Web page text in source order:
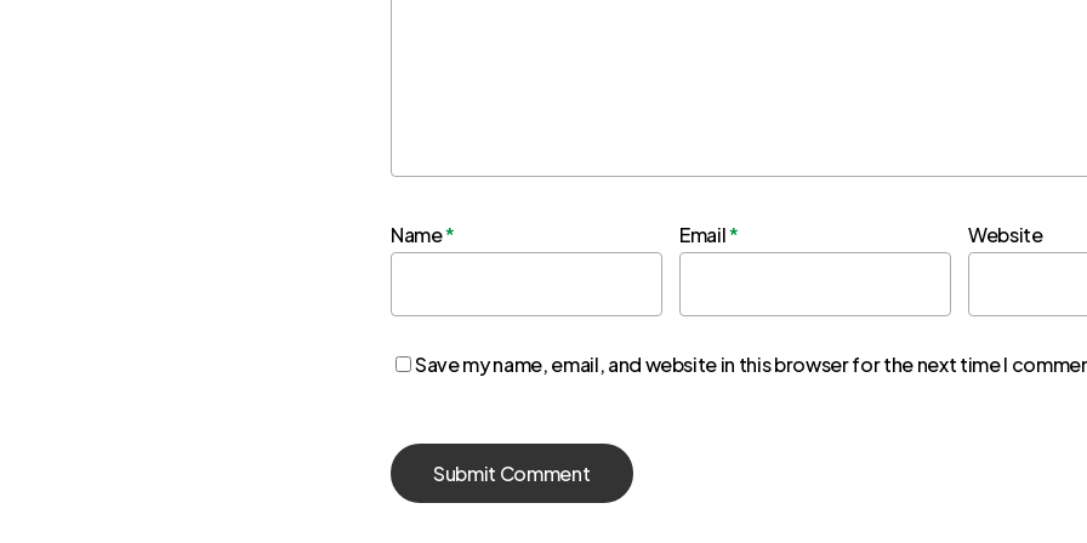
Name* Email* Website
Save my name, email, and website in this browser for the next time I